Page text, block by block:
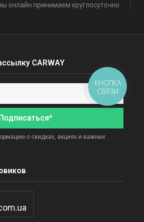
онлайн принимаем круглосуточно
CARWAY
о скидках, акциях и важных
КНОПКА
СВЯЗИ